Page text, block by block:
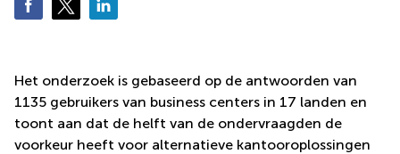
Coworking
space
Arnhem
Kantoorruimte
in Arnhem
Het onderzoek is gebaseerd op de antwoorden van
1135 gebruikers van business centers in 17 landen en
toont aan dat de helft van de ondervraagden de
voorkeur heeft voor alternatieve kantooroplossingen